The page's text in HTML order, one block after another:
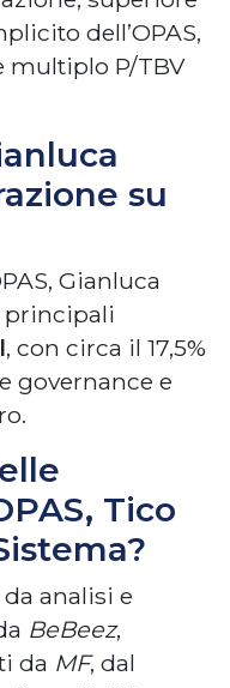
dell’OPAS,
multiplo P/TBV
su
Gianluca
principali
, con circa il 17,5%
governance e
Tico
analisi e
BeBeez,
da MF, dal